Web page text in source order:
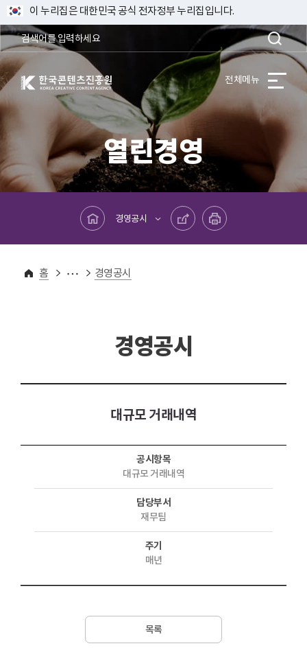
이 누리집은 대한민국 공식 전자정부 누리집입니다.
한국콘텐츠진흥원 KOREA CREATIVE CONTENT AGENCY 전체메뉴
열린경영
메인페이지로 바로가기
경영공시
공유하기 프린트하기
홈
열린경영
경영공시 경영공시
경영공시
대규모 거래내역
공시항목
대규모 거래내역
담당부서
재무팀
주기
매년
목록